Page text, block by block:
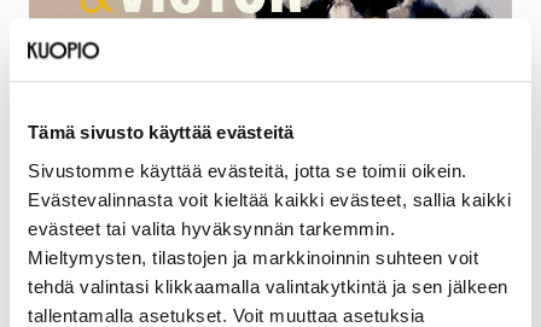
Tämä sivusto käyttää evästeitä
Sivustomme käyttää evästeitä, jotta se toimii oikein.
Evästevalinnasta voit kieltää kaikki evästeet, sallia kaikki
evästeet tai valita hyväksynnän tarkemmin.
Mieltymysten, tilastojen ja markkinoinnin suhteen voit
tehdä valintasi klikkaamalla valintakytkintä ja sen jälkeen
tallentamalla asetukset. Voit muuttaa asetuksia
Päivämäärät
16.8.2026 klo 14:00–15:00
30.8.2026 klo 14:00–15:00
Sijainti